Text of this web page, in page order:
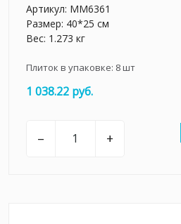
Артикул: MM6361
Размер: 40*25 см
Вес: 1.273 кг
Плиток в упаковке: 8шт
1 038.22 руб.
– +